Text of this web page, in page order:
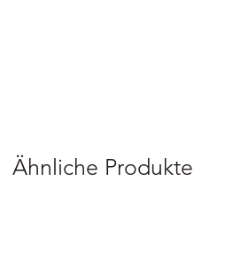
Ähnliche Produkte